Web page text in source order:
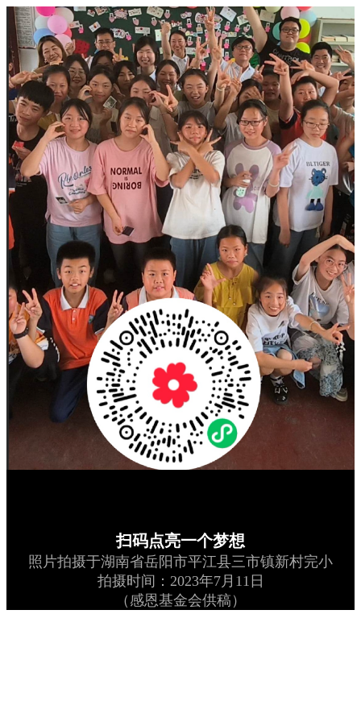
扫码点亮一个梦想
照片拍摄于湖南省岳阳市平江县三市镇新村完小
拍摄时间：2023年7月11日
（感恩基金会供稿）